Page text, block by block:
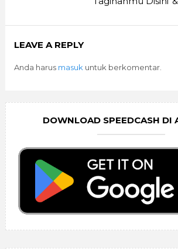
LEAVE A REPLY
Anda harus masuk untuk berkomentar.
DOWNLOAD SPEEDCASH DI